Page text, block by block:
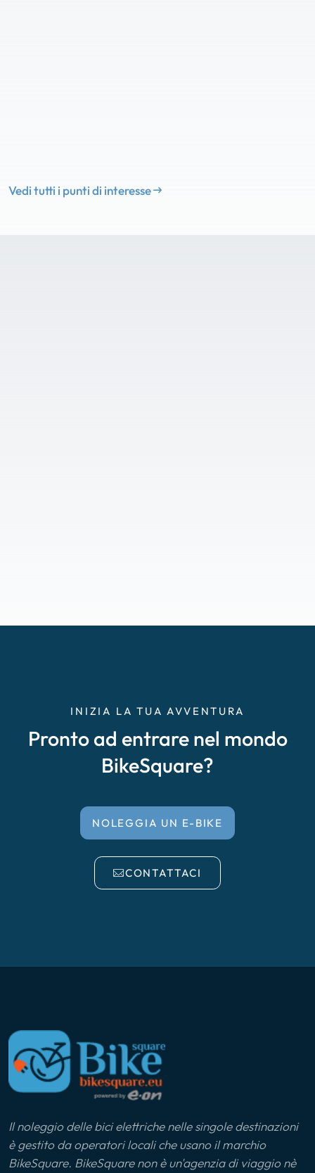
Vedi tutti i punti di interesse
INIZIA LA TUA AVVENTURA
Pronto ad entrare nel mondo
BikeSquare?
NOLEGGIA UN E-BIKE
CONTATTACI
Il noleggio delle bici elettriche nelle singole destinazioni
è gestito da operatori locali che usano il marchio
BikeSquare. BikeSquare non è un'agenzia di viaggio nè